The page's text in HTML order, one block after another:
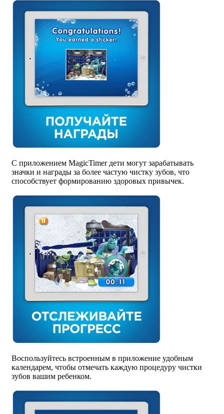
С приложением MagicTimer дети могут зарабатывать
значки и награды за более частую чистку зубов, что
способствует формированию здоровых привычек.
Воспользуйтесь встроенным в приложение удобным
календарем, чтобы отмечать каждую процедуру чистки
зубов вашим ребенком.